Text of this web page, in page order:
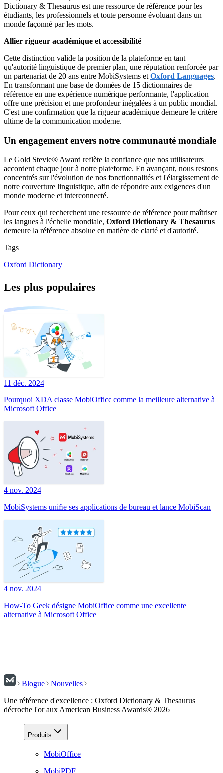
Dictionary & Thesaurus est une ressource de référence pour les
étudiants, les professionnels et toute personne évoluant dans un
monde façonné par les mots.
Allier rigueur académique et accessibilité
Cette distinction valide la position de la plateforme en tant
qu'autorité linguistique de premier plan, une réputation renforcée par
un partenariat de 20 ans entre MobiSystems et Oxford Languages.
En transformant une base de données de 15 dictionnaires de
référence en une expérience numérique performante, l'application
offre une précision et une profondeur inégalées à un public mondial.
C'est une confirmation que la rigueur académique demeure le critère
ultime de la communication moderne.
Un engagement envers notre communauté mondiale
Le Gold Stevie® Award reflète la confiance que nos utilisateurs
accordent chaque jour à notre plateforme. En avançant, nous restons
concentrés sur l'évolution de nos fonctionnalités et l'élargissement de
notre couverture linguistique, afin de répondre aux exigences d'un
monde moderne et interconnecté.
Pour ceux qui recherchent une ressource de référence pour maîtriser
les langues à l'échelle mondiale, Oxford Dictionary & Thesaurus
demeure la référence absolue en matière de clarté et d'autorité.
Tags
Oxford Dictionary
Les plus populaires
11 déc. 2024
Pourquoi XDA classe MobiOffice comme la meilleure alternative à
Microsoft Office
4 nov. 2024
MobiSystems uniﬁe ses applications de bureau et lance MobiScan
4 nov. 2024
How-To Geek désigne MobiOffice comme une excellente
alternative à Microsoft Office
Blogue
Nouvelles
Une référence d'excellence : Oxford Dictionary & Thesaurus
décroche l'or aux American Business Awards® 2026
Produits
MobiOffice
MobiPDF